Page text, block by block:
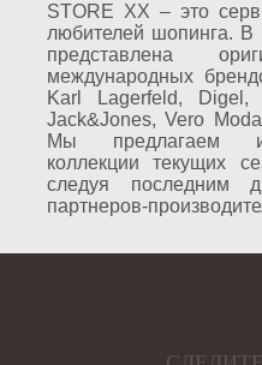
STORE XX – это
любителей шопинга.
представлена
международных
Karl Lagerfeld, Digel,
Jack&Jones, Vero
Мы предлагаем
коллекции текущих
следуя последним
партнеров-